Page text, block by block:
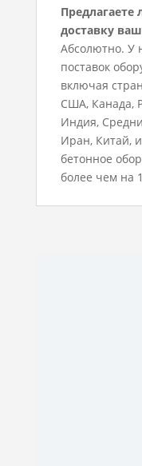
доставку
Абсолютно. У
поставок
включая
США, Канада,
Индия,
Иран, Китай,
бетонное
более чем на